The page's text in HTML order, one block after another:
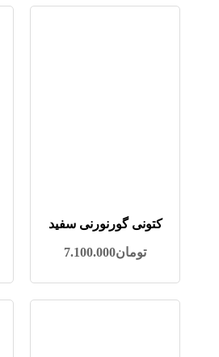
کتونی گورنورنی سفید
تومان7.100.000